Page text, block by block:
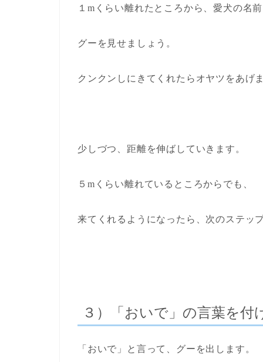
１mくらい離れたところから、愛犬の名前
グーを見せましょう。
クンクンしにきてくれたらオヤツをあげま
少しづつ、距離を伸ばしていきます。
５mくらい離れているところからでも、
来てくれるようになったら、次のステッ
３）「おいで」の言葉を付
「おいで」と言って、グーを出します。